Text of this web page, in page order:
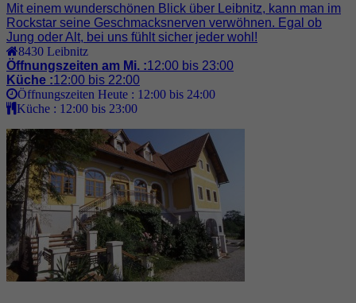
Mit einem wunderschönen Blick über Leibnitz, kann man im
Rockstar seine Geschmacksnerven verwöhnen. Egal ob
Jung oder Alt, bei uns fühlt sicher jeder wohl!
8430 Leibnitz
Öffnungszeiten am Mi. :12:00 bis 23:00
Küche :12:00 bis 22:00
Öffnungszeiten Heute : 12:00 bis 24:00
Küche : 12:00 bis 23:00